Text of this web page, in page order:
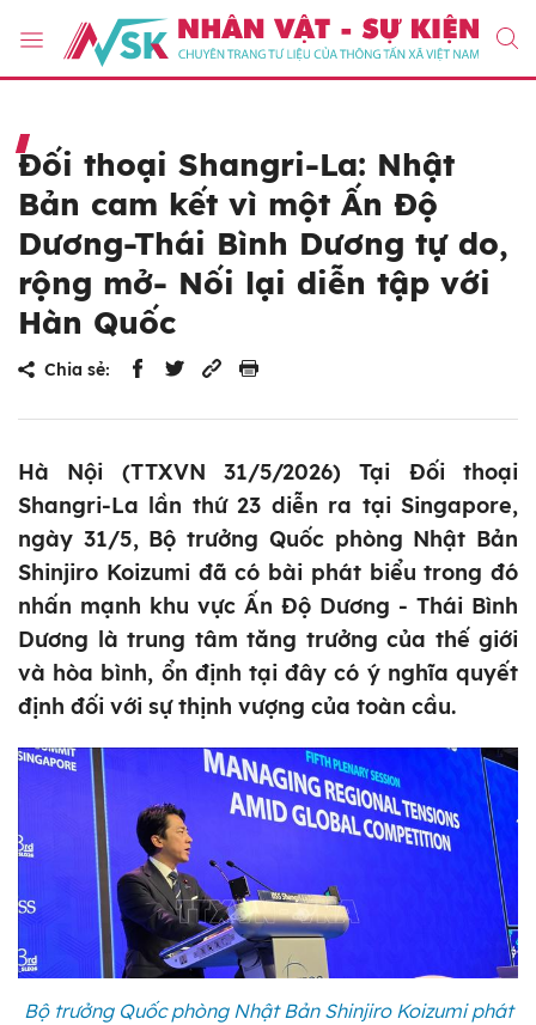
Đối thoại Shangri-La: Nhật
Bản cam kết vì một Ấn Độ
Dương-Thái Bình Dương tự do,
rộng mở- Nối lại diễn tập với
Hàn Quốc
Chia sẻ:
Hà Nội (TTXVN 31/5/2026) Tại Đối thoại
Shangri-La lần thứ 23 diễn ra tại Singapore,
ngày 31/5, Bộ trưởng Quốc phòng Nhật Bản
Shinjiro Koizumi đã có bài phát biểu trong đó
nhấn mạnh khu vực Ấn Độ Dương - Thái Bình
Dương là trung tâm tăng trưởng của thế giới
và hòa bình, ổn định tại đây có ý nghĩa quyết
định đối với sự thịnh vượng của toàn cầu.
Bộ trưởng Quốc phòng Nhật Bản Shinjiro Koizumi phát